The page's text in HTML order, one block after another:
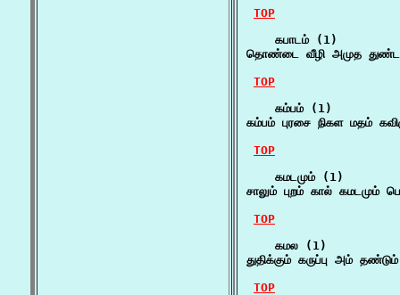
TOP
    கபாடம் (1)
தொண்டை வீழி அமுத
TOP
    கம்பம் (1)
கம்பம் புரசை நிகள மதம்
TOP
    கமடமும் (1)
சாலும் புறம் கால்
TOP
    கமல (1)
துதிக்கும் கருப்பு அம்
TOP